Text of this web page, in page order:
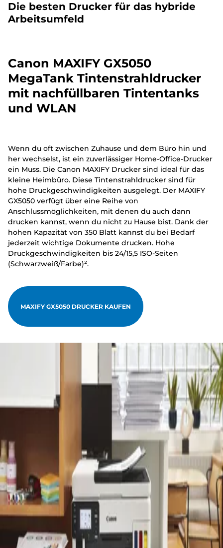
Die besten Drucker für das hybride
Arbeitsumfeld
Canon MAXIFY GX5050
MegaTank Tintenstrahldrucker
mit nachfüllbaren Tintentanks
und WLAN
Wenn du oft zwischen Zuhause und dem Büro hin und
her wechselst, ist ein zuverlässiger Home-Office-Drucker
ein Muss. Die Canon MAXIFY Drucker sind ideal für das
kleine Heimbüro. Diese Tintenstrahldrucker sind für
hohe Druckgeschwindigkeiten ausgelegt. Der MAXIFY
GX5050 verfügt über eine Reihe von
Anschlussmöglichkeiten, mit denen du auch dann
drucken kannst, wenn du nicht zu Hause bist. Dank der
hohen Kapazität von 350 Blatt kannst du bei Bedarf
jederzeit wichtige Dokumente drucken. Hohe
Druckgeschwindigkeiten bis 24/15,5 ISO-Seiten
(Schwarzweiß/Farbe)².
MAXIFY GX5050 DRUCKER KAUFEN